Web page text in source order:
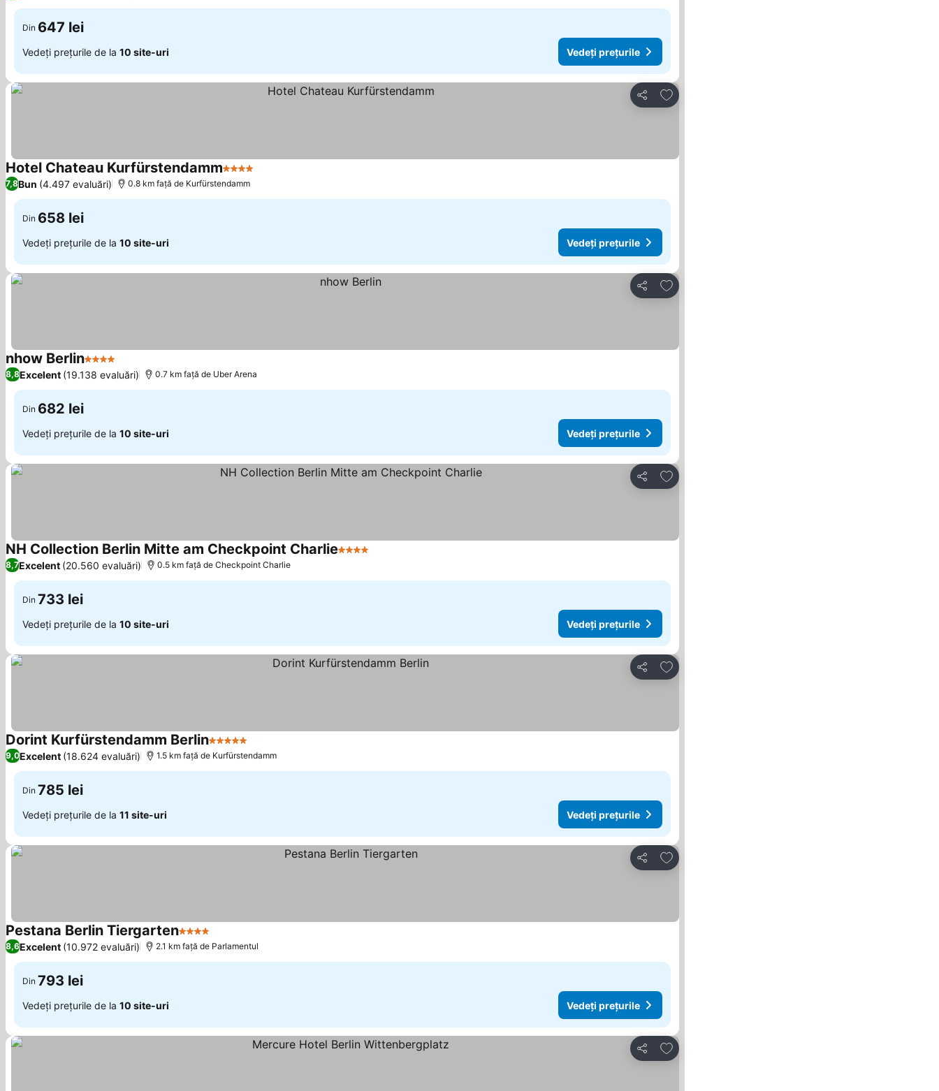
Din 647 lei
Vedeți prețurile de la 10 site-uri Vedeți prețurile
Distribuiți
Adăugaţi la favorite
Hotel Chateau Kurfürstendamm4 Stele
7,8Bun (4.497 evaluări) 0.8 km faţă de Kurfürstendamm
Din 658 lei
Vedeți prețurile de la 10 site-uri Vedeți prețurile
Distribuiți
Adăugaţi la favorite
nhow Berlin4 Stele Vedeți prețurile
8,8Excelent (19.138 evaluări) 0.7 km faţă de Uber Arena
Din 682 lei
Vedeți prețurile de la 10 site-uri Vedeți prețurile
Distribuiți
Adăugaţi la favorite
NH Collection Berlin Mitte am Checkpoint Charlie4 Stele
8,7Excelent (20.560 evaluări) 0.5 km faţă de Checkpoint Charlie
Din 733 lei
Vedeți prețurile de la 10 site-uri Vedeți prețurile
Distribuiți
Adăugaţi la favorite
Dorint Kurfürstendamm Berlin5 Stele
9,0Excelent (18.624 evaluări) 1.5 km faţă de Kurfürstendamm
Din 785 lei
Vedeți prețurile de la 11 site-uri Vedeți prețurile
Distribuiți
Adăugaţi la favorite
Pestana Berlin Tiergarten4 Stele
8,6Excelent (10.972 evaluări) 2.1 km faţă de Parlamentul
Din 793 lei
Vedeți prețurile de la 10 site-uri Vedeți prețurile
Distribuiți
Adăugaţi la favorite